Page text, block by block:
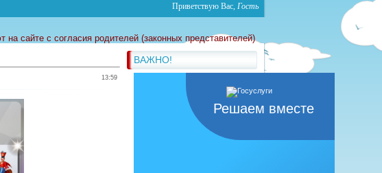
Приветствую Вас, Гость
сайте с согласия родителей (законных представителей)
ВАЖНО!
Решаем вместе
13:59